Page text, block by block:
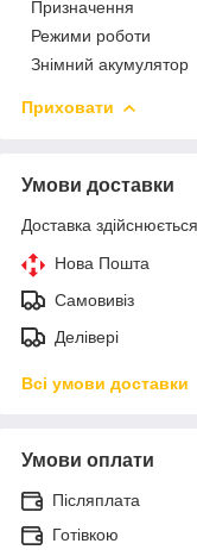
Призначення
Режими роботи
Знімний акумулятор
Приховати
Умови доставки
Доставка
Нова Пошта
Самовивіз
Делівері
Всі умови доставки
Умови оплати
Післяплата
Готівкою